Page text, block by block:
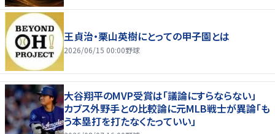
王貞治・栗山英樹にとっての甲子園とは
2026/06/15 00:00野球
大谷翔平のMVP受賞は「議論にすらならない」
カブス外野手との比較論に元MLB戦士が異論「も
う本塁打を打たなくたっていい」